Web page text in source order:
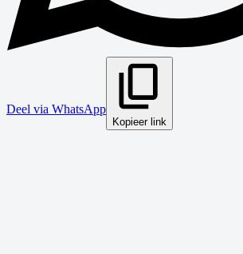
Deel via WhatsApp
Kopieer link